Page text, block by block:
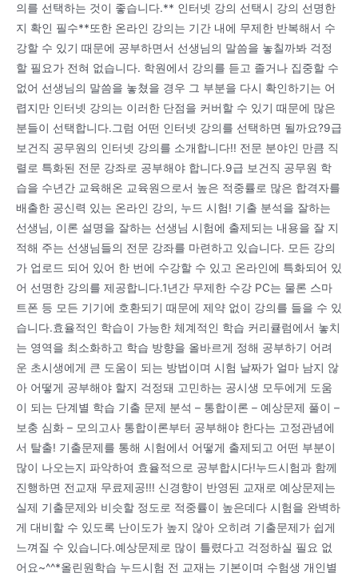
의를 선택하는 것이 좋습니다.** 인터넷 강의 선택시 강의 선명한
지 확인 필수**또한 온라인 강의는 기간 내에 무제한 반복해서 수
강할 수 있기 때문에 공부하면서 선생님의 말씀을 놓칠까봐 걱정
할 필요가 전혀 없습니다. 학원에서 강의를 듣고 졸거나 집중할 수
없어 선생님의 말씀을 놓쳤을 경우 그 부분을 다시 확인하기는 어
렵지만 인터넷 강의는 이러한 단점을 커버할 수 있기 때문에 많은
분들이 선택합니다.그럼 어떤 인터넷 강의를 선택하면 될까요?9급
보건직 공무원의 인터넷 강의를 소개합니다!! 전문 분야인 만큼 직
렬로 특화된 전문 강좌로 공부해야 합니다.9급 보건직 공무원 학
습을 수년간 교육해온 교육원으로서 높은 적중률로 많은 합격자를
배출한 공신력 있는 온라인 강의, 누드 시험! 기출 분석을 잘하는
선생님, 이론 설명을 잘하는 선생님 시험에 출제되는 내용을 잘 지
적해 주는 선생님들의 전문 강좌를 마련하고 있습니다. 모든 강의
가 업로드 되어 있어 한 번에 수강할 수 있고 온라인에 특화되어 있
어 선명한 강의를 제공합니다.1년간 무제한 수강 PC는 물론 스마
트폰 등 모든 기기에 호환되기 때문에 제약 없이 강의를 들을 수 있
습니다.효율적인 학습이 가능한 체계적인 학습 커리큘럼에서 놓치
는 영역을 최소화하고 학습 방향을 올바르게 정해 공부하기 어려
운 초시생에게 큰 도움이 되는 방법이며 시험 날짜가 얼마 남지 않
아 어떻게 공부해야 할지 걱정돼 고민하는 공시생 모두에게 도움
이 되는 단계별 학습 기출 문제 분석 – 통합이론 – 예상문제 풀이 –
보충 심화 – 모의고사 통합이론부터 공부해야 한다는 고정관념에
서 탈출! 기출문제를 통해 시험에서 어떻게 출제되고 어떤 부분이
많이 나오는지 파악하여 효율적으로 공부합시다!누드시험과 함께
진행하면 전교재 무료제공!!! 신경향이 반영된 교재로 예상문제는
실제 기출문제와 비슷할 정도로 적중률이 높은데다 시험을 완벽하
게 대비할 수 있도록 난이도가 높지 않아 오히려 기출문제가 쉽게
느껴질 수 있습니다.예상문제로 많이 틀렸다고 걱정하실 필요 없
어요~^^*올린원학습 누드시험 전 교재는 기본이며 수험생 개인별